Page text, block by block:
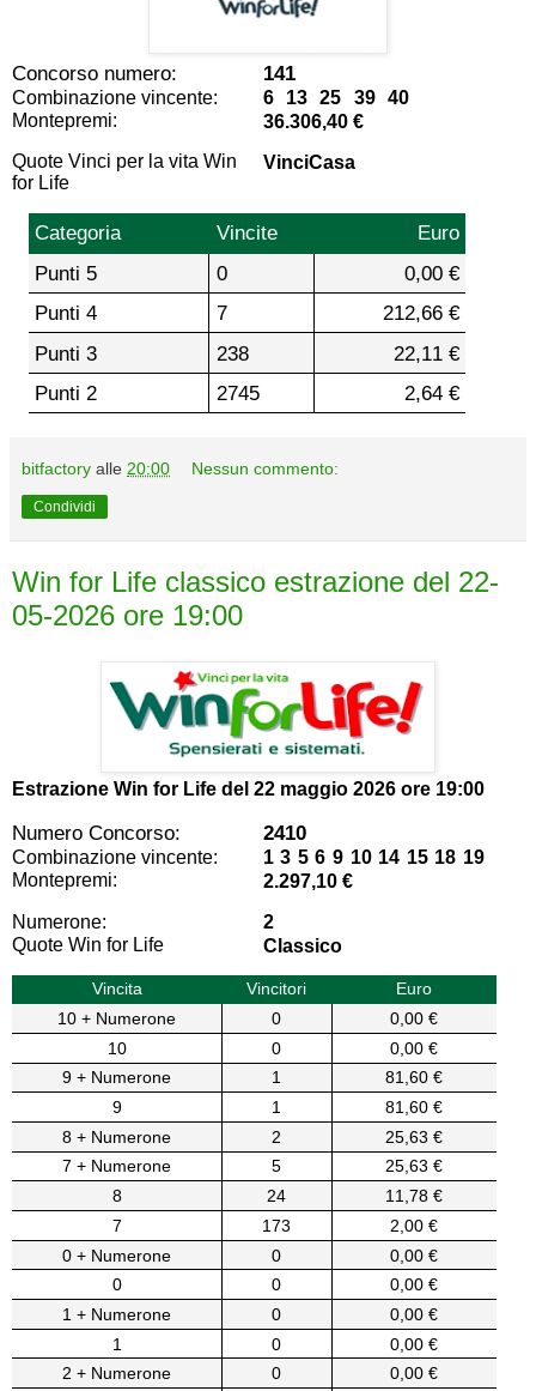
Concorso numero: 141
Combinazione vincente:
6 13 25 39 40
Montepremi:
36.306,40 €
Quote Vinci per la vita Win
for Life
VinciCasa
Categoria Vincite
Euro
Punti 5
0
0,00 €
Punti 4
7
212,66 €
Punti 3
238
22,11 €
Punti 2
2745 2,64 €
bitfactory alle 20:00 Nessun commento:
Condividi
Win for Life classico estrazione del 22-
05-2026 ore 19:00
Estrazione Win for Life del 22 maggio 2026 ore 19:00
Numero Concorso: 2410
Combinazione vincente:
1 3 5 6 9 10 14 15 18 19
Montepremi:
2.297,10 €
Numerone:
2
Quote Win for Life
Classico
Vincita Vincitori
Euro
10 + Numerone
0
0,00 €
10
0
0,00 €
9 + Numerone
1
81,60 €
9
1
81,60 €
8 + Numerone
2
25,63 €
7 + Numerone
5
25,63 €
8
24
11,78 €
7
173
2,00 €
0 + Numerone
0
0,00 €
0
0
0,00 €
1 + Numerone
0
0,00 €
1
0
0,00 €
2 + Numerone
0
0,00 €